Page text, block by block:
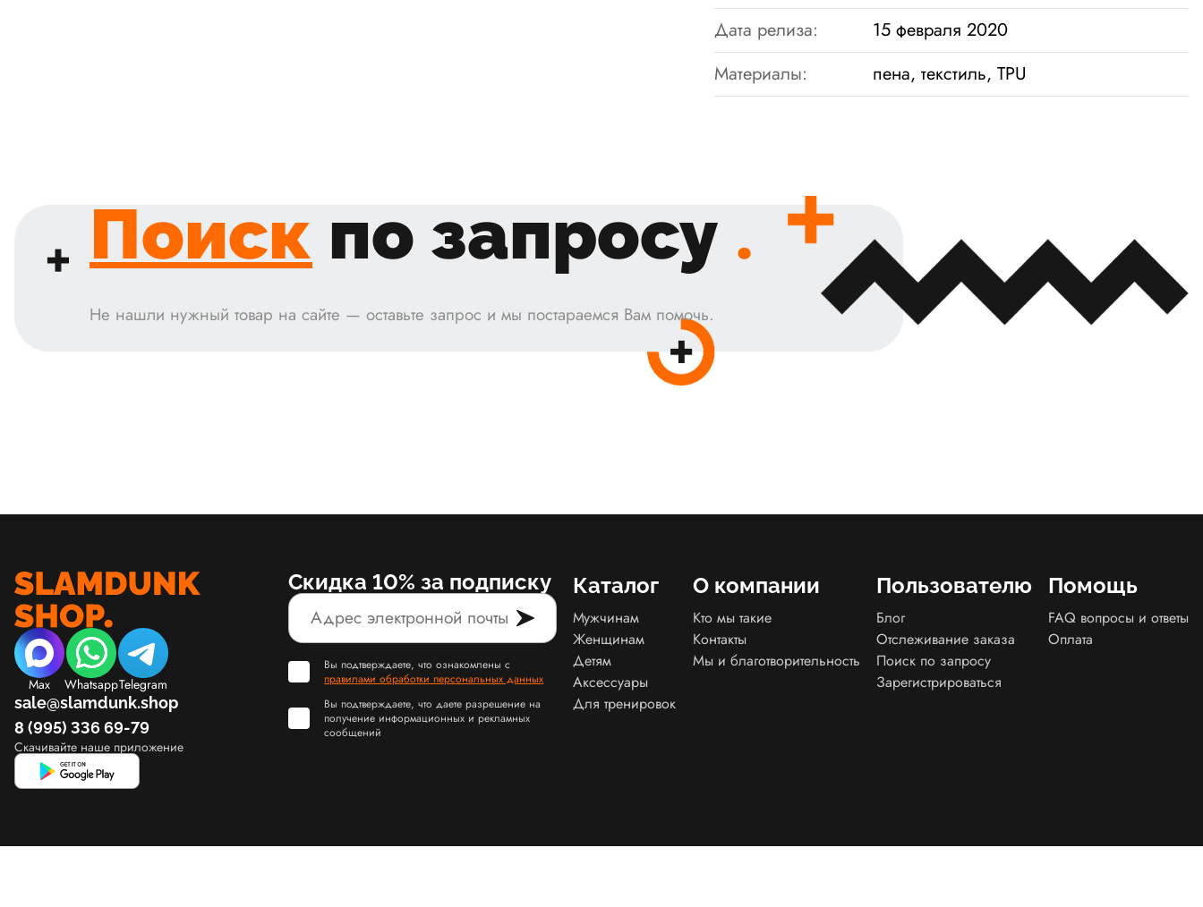
Дата релиза:
15 февраля 2020
Материалы:
пена, текстиль, TPU
Поиск по запросу .
Не нашли нужный товар на сайте — оставьте запрос и мы постараемся Вам помочь.
Max WhatsappTelegram
sale@slamdunk.shop
8 (995) 336 69-79
Скачивайте наше приложение
Скидка 10% за подписку
Вы подтверждаете, что ознакомлены с
правилами обработки персональных данных
Вы подтверждаете, что даете разрешение на
получение информационных и рекламных
сообщений
Каталог
Мужчинам
Женщинам
Детям
Аксессуары
Для тренировок
О компании
Кто мы такие
Контакты
Мы и благотворительность
Пользователю
Блог
Отслеживание заказа
Поиск по запросу
Зарегистрироваться
Помощь
FAQ вопросы и ответы
Оплата